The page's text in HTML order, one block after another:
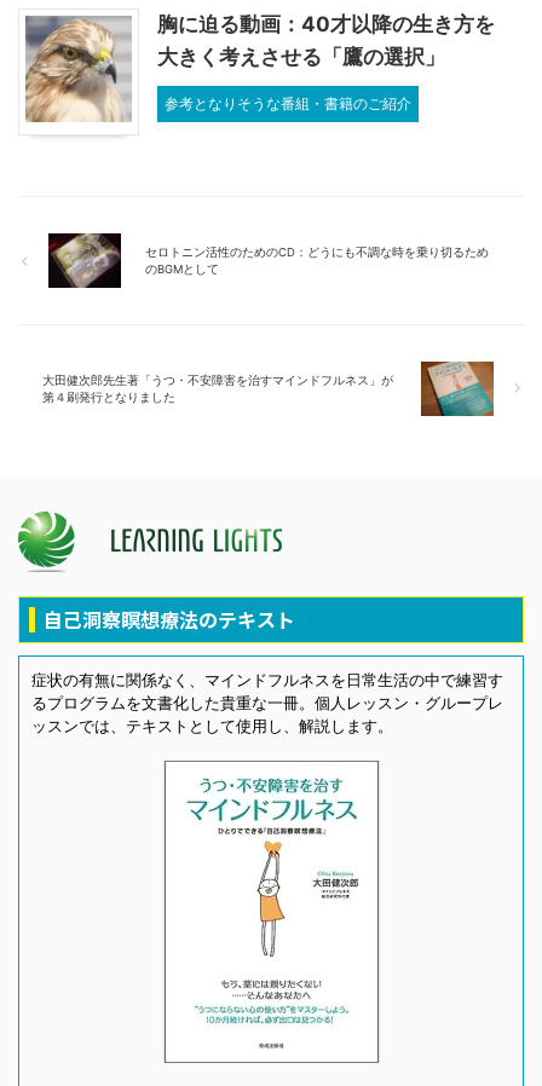
胸に迫る動画：40才以降の生き方を
大きく考えさせる「鷹の選択」
参考となりそうな番組・書籍のご紹介
セロトニン活性のためのCD：どうにも不調な時を乗り切るため
のBGMとして
大田健次郎先生著「うつ・不安障害を治すマインドフルネス」が
第４刷発行となりました
自己洞察瞑想療法のテキスト
症状の有無に関係なく、マインドフルネスを日常生活の中で練習す
るプログラムを文書化した貴重な一冊。個人レッスン・グループレ
ッスンでは、テキストとして使用し、解説します。